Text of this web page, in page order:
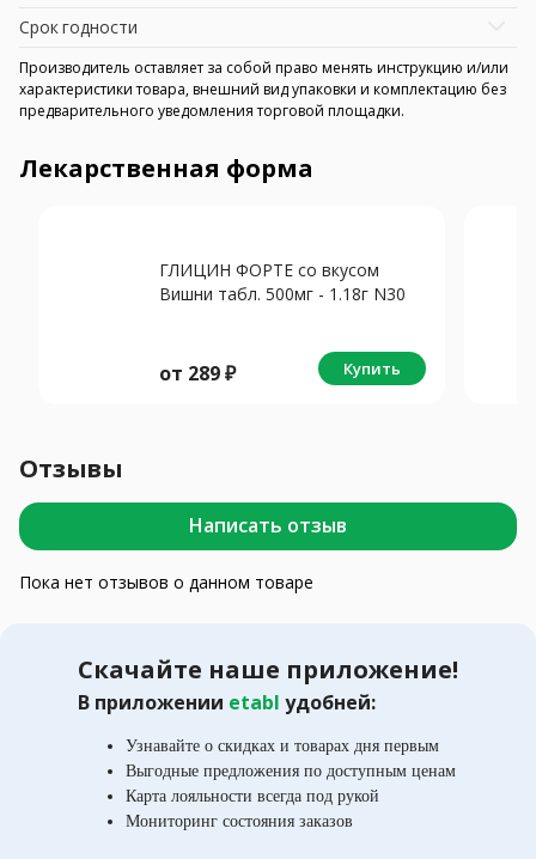
Срок годности
Производитель оставляет за собой право менять инструкцию и/или
характеристики товара, внешний вид упаковки и комплектацию без
предварительного уведомления торговой площадки.
Лекарственная форма
ГЛИЦИН ФОРТЕ со вкусом
Вишни табл. 500мг - 1.18г N30
от 289₽ Купить
Отзывы
Написать отзыв
Пока нет отзывов о данном товаре
Скачайте наше приложение!
В приложении etabl удобней:
Узнавайте о скидках и товарах дня первым
Выгодные предложения по доступным ценам
Карта лояльности всегда под рукой
Мониторинг состояния заказов